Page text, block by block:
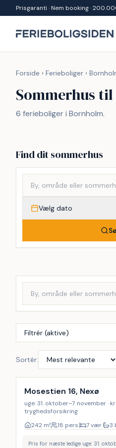
Spring til indhold
Prisgaranti · Nem booking ·
Forside › Ferieboliger ›
Sommerhus
6 ferieboliger i Bornholm.
Find dit sommerhus
Vælg dato
Filtrér (aktive)
Sortér:
Mosestien 16, Nexø
uge: 31. oktober–7. november ·
tryghedsforsikring
242 m² 18 pers. 7 vær. 3
Pris for næste ledige uge: 31.